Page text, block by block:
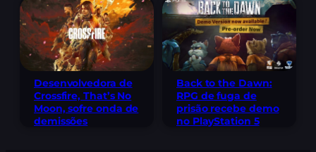
Desenvolvedora de
Crossfire, That’s No
Moon, sofre onda de
demissões
Back to the Dawn:
RPG de fuga de
prisão recebe demo
no PlayStation 5